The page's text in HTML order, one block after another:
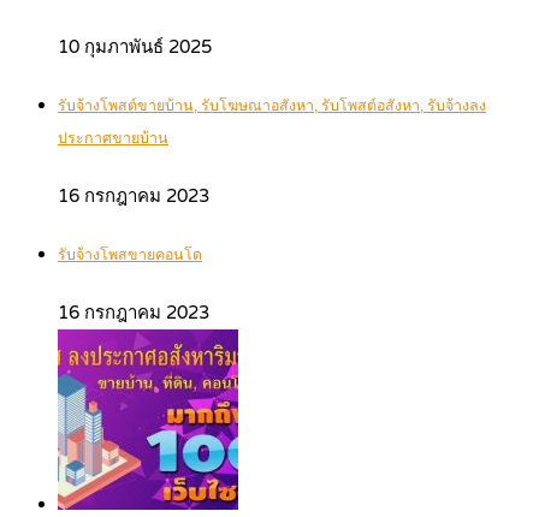
10 กุมภาพันธ์ 2025
รับจ้างโพสต์ขายบ้าน, รับโฆษณาอสังหา, รับโพสต์อสังหา, รับจ้างลง
ประกาศขายบ้าน
16 กรกฎาคม 2023
รับจ้างโพสขายคอนโด
16 กรกฎาคม 2023